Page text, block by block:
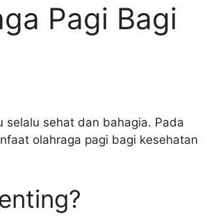
Pagi Bagi
selalu sehat dan bahagia. Pada
olahraga pagi bagi kesehatan